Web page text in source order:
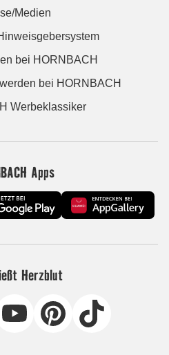
Medien
bei HORNBACH
bei HORNBACH
Werbeklassiker
Apps
Herzblut